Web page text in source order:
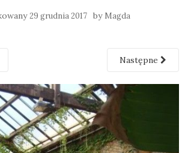
29 grudnia 2017 by Magda
Następne